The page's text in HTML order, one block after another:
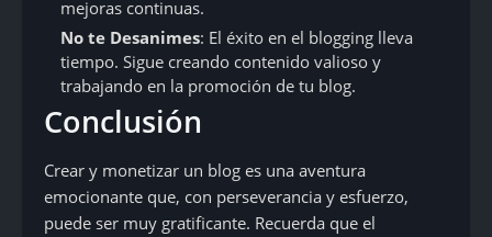
mejoras continuas.
No te Desanimes: El éxito en el blogging lleva
tiempo. Sigue creando contenido valioso y
trabajando en la promoción de tu blog.
Conclusión
Crear y monetizar un blog es una aventura
emocionante que, con perseverancia y esfuerzo,
puede ser muy gratificante. Recuerda que el